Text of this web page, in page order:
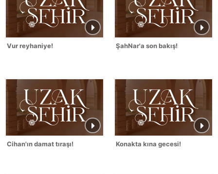
Vur reyhaniye! ŞahNar'a son bakış!
Cihan'ın damat tıraşı! Konakta kına gecesi!